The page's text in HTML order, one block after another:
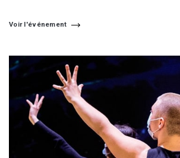
Voir l'événement